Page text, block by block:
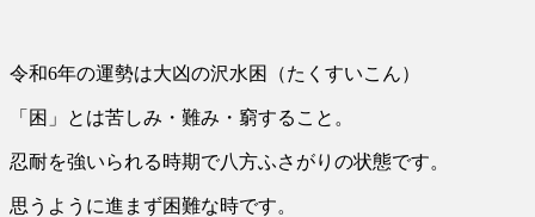
令和6年の運勢は大凶の沢水困（たくすいこん）
「困」とは苦しみ・難み・窮すること。
忍耐を強いられる時期で八方ふさがりの状態です。
思うように進まず困難な時です。